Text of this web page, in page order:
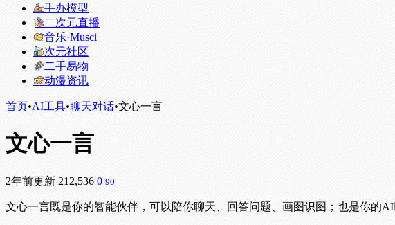
手办模型
二次元直播
音乐·Musci
次元社区
二手易物
动漫资讯
首页•AI工具•聊天对话•文心一言
文心一言
2年前更新 212,536 0 90
文心一言既是你的智能伙伴，可以陪你聊天、回答问题、画图识图；也是你的